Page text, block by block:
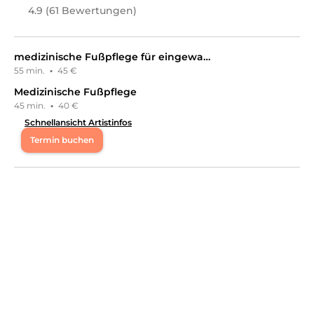
4.9 (61 Bewertungen)
medizinische Fußpflege für eingewachsenen Fußnägeln inkl. Aufarbeitung mit Acryl
55 min. · 45 €
Medizinische Fußpflege
45 min. · 40 €
Schnellansicht Artistinfos
Termin buchen
Mo 09:00 - 13:00, 14:00 - 18:00